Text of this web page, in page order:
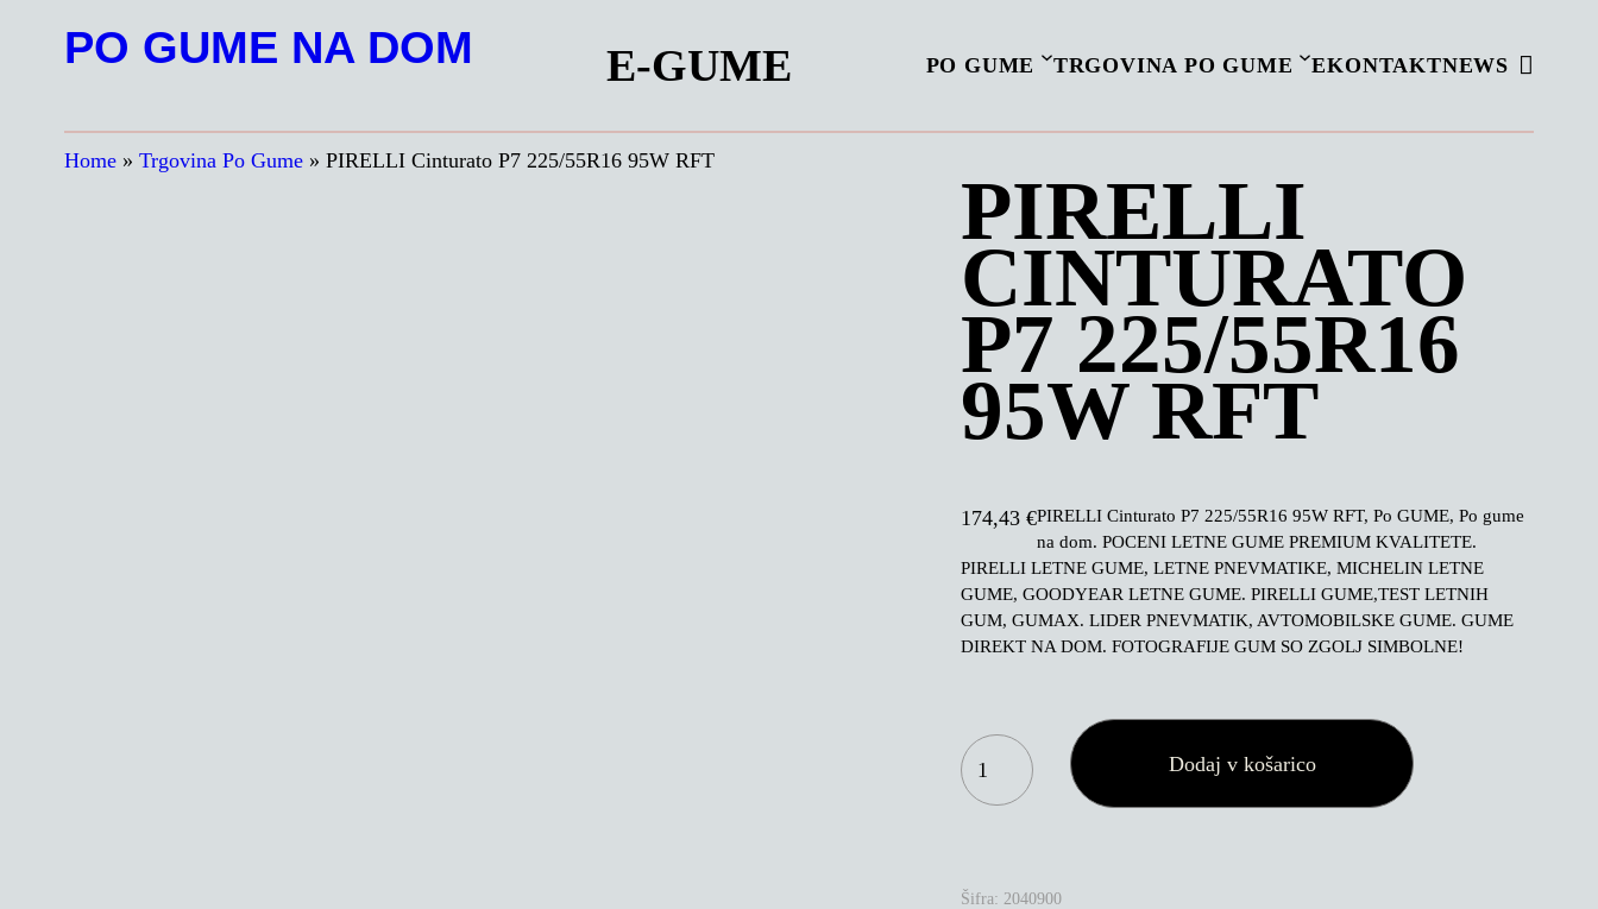
PO GUME NA DOM E-GUME PO GUME TRGOVINA PO GUME EKONTAKTNEWS
Home» Trgovina Po Gume» PIRELLI Cinturato P7 225/55R16 95W RFT
PIRELLI
CINTURATO
P7 225/55R16
95W RFT
174,43€PIRELLI Cinturato P7 225/55R16 95W RFT, Po GUME, Po gume
na dom. POCENI LETNE GUME PREMIUM KVALITETE.
PIRELLI LETNE GUME, LETNE PNEVMATIKE, MICHELIN LETNE
GUME, GOODYEAR LETNE GUME. PIRELLI GUME,TEST LETNIH
GUM, GUMAX. LIDER PNEVMATIK, AVTOMOBILSKE GUME. GUME
DIREKT NA DOM. FOTOGRAFIJE GUM SO ZGOLJ SIMBOLNE!
PIRELLI
CINTURATO
P7
225/55R16
Dodaj v košarico
Šifra: 2040900